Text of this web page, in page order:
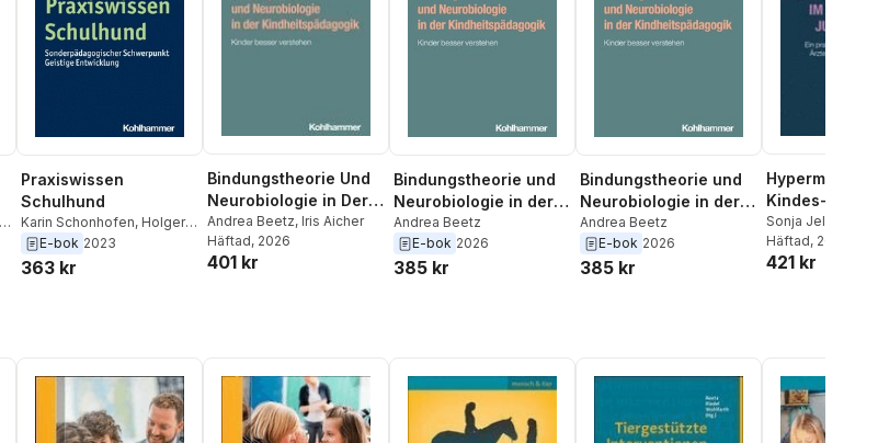
Praxiswissen
Schulhund
Karin Schonhofen, Holger
Schafer, Andrea Beetz
E-bok 2023
363 kr
Bindungstheorie Und
Neurobiologie in Der
Kindheitspadagogik:
Kinder Besser
Verstehen
Andrea Beetz, Iris Aicher
Häftad, 2026
401 kr
Bindungstheorie und
Neurobiologie in der
Kindheitspädagogik
Andrea Beetz
E-bok 2026
385 kr
Bindungstheorie und
Neurobiologie in der
Kindheitspädagogik
Andrea Beetz
E-bok 2026
385 kr
Kindes- Und
Jugendalter:
Leitfaden Fur
Sonja Jelineck
Beetz
Häftad, 2025
421 kr